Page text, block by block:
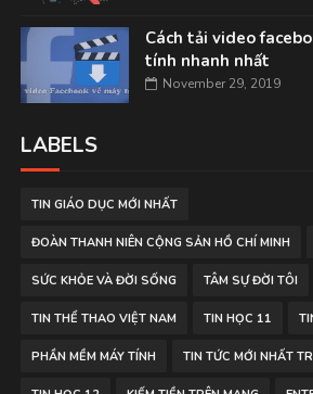
Cách tải video
tính nhanh nhất
November 29, 2019
LABELS
TIN GIÁO DỤC MỚI NHẤT
ĐOÀN THANH NIÊN CỘNG SẢN HỒ CHÍ MINH
SỨC KHỎE VÀ ĐỜI SỐNG TÂM SỰ ĐỜI TÔI
TIN THỂ THAO VIỆT NAM TIN HỌC 11
PHẦN MỀM MÁY TÍNH TIN TỨC MỚI NHẤT